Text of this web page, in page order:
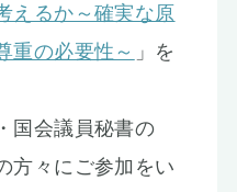
えるか～確実な原
重の必要性～ 」を
国会議員秘書の
方々にご参加をい